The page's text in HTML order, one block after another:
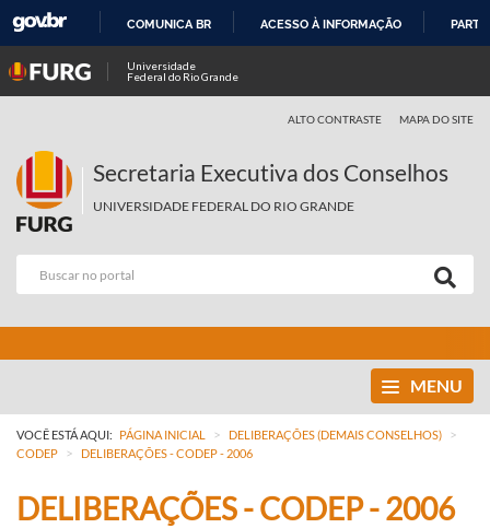
COMUNICA BR ACESSO À INFORMAÇÃO
Universidade
Federal do Rio Grande
ALTO CONTRASTE MAPA DO SITE
Secretaria Executiva dos Conselhos
UNIVERSIDADE FEDERAL DO RIO GRANDE
MENU
VOCÊ ESTÁ AQUI: PÁGINA INICIAL > DELIBERAÇÕES (DEMAIS CONSELHOS) >
CODEP > DELIBERAÇÕES - CODEP - 2006
DELIBERAÇÕES - CODEP - 2006